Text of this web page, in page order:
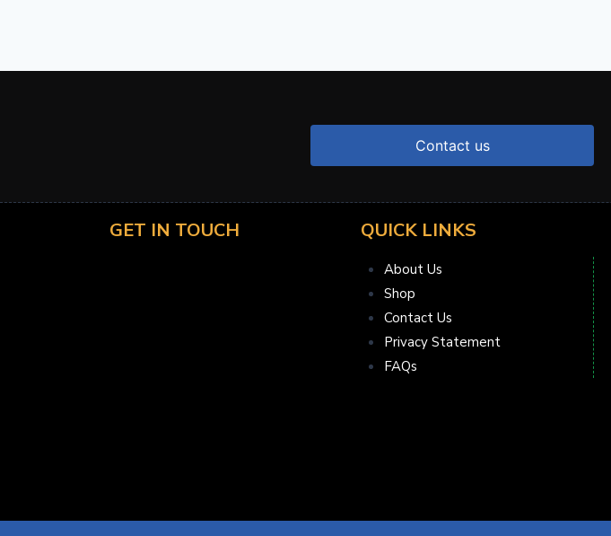
Contact us
GET IN TOUCH QUICK LINKS
About Us
Shop
Contact Us
Privacy Statement
FAQs